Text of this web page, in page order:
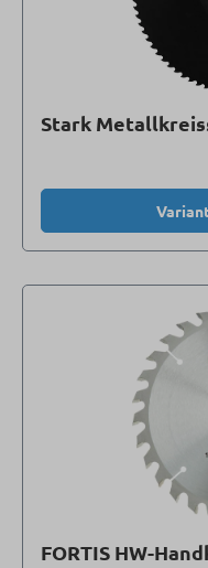
Stark
FORTIS HW-